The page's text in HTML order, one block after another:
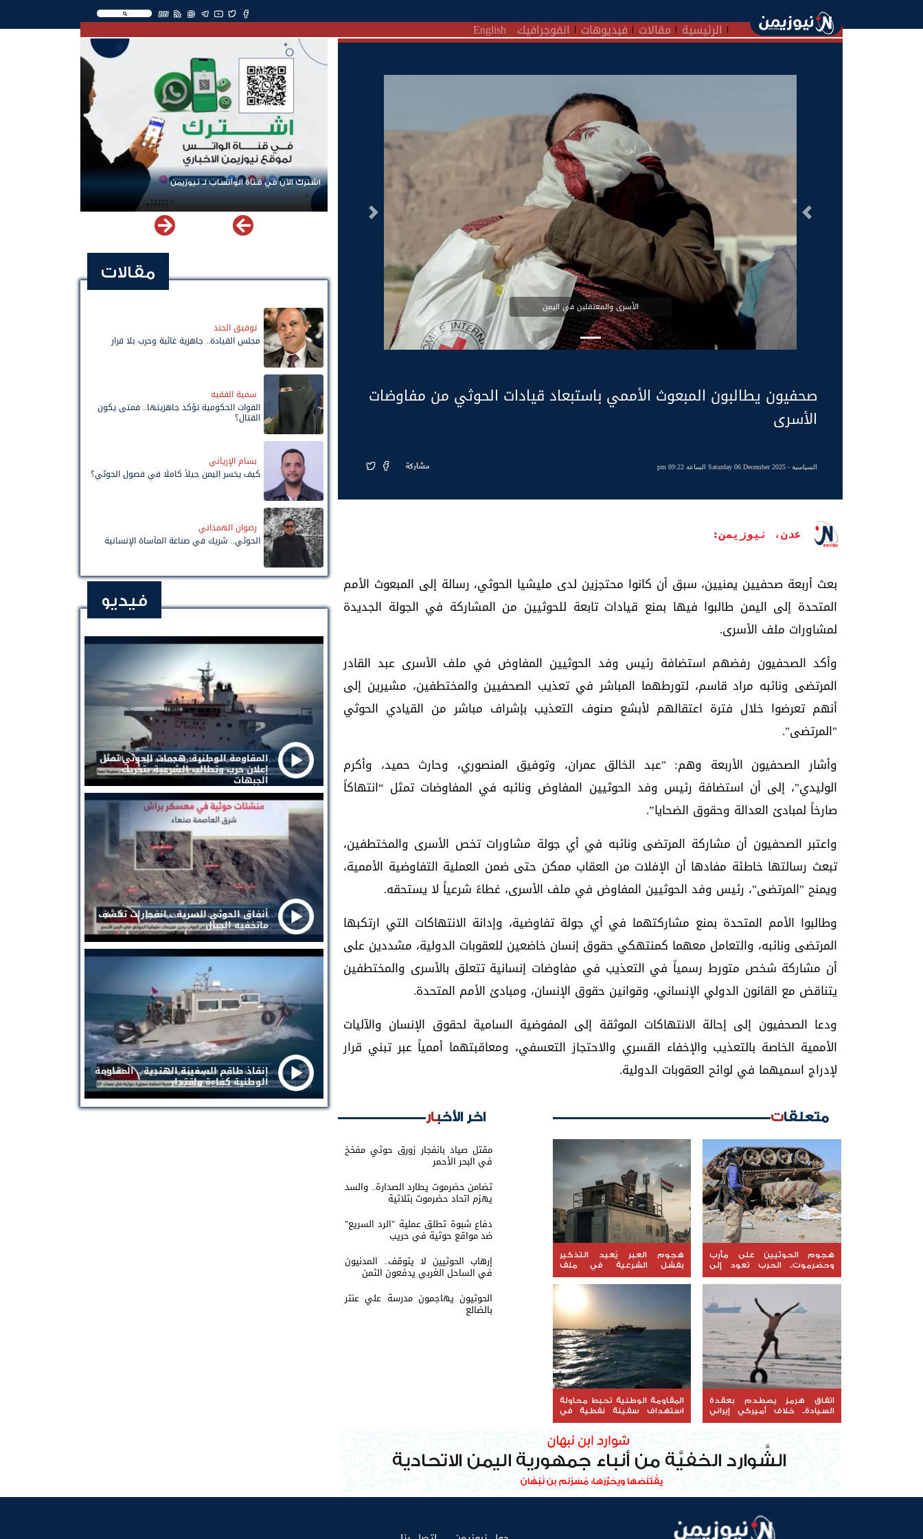
EN
الرئيسية مقالات فيديوهات انفوجرافيك English
الأسرى والمعتقلين في اليمن
السابق التالى
صحفيون يطالبون المبعوث الأممي باستبعاد قيادات الحوثي من مفاوضات
الأسرى
السياسية- Saturday 06 December 2025 الساعة 09:22 pm مشاركة
عدن، نيوزيمن:
بعث أربعة صحفيين يمنيين، سبق أن كانوا محتجزين لدى مليشيا الحوثي، رسالة إلى المبعوث الأمم
المتحدة إلى اليمن طالبوا فيها بمنع قيادات تابعة للحوثيين من المشاركة في الجولة الجديدة
لمشاورات ملف الأسرى.
وأكد الصحفيون رفضهم استضافة رئيس وفد الحوثيين المفاوض في ملف الأسرى عبد القادر
المرتضى ونائبه مراد قاسم، لتورطهما المباشر في تعذيب الصحفيين والمختطفين، مشيرين إلى
أنهم تعرضوا خلال فترة اعتقالهم لأبشع صنوف التعذيب بإشراف مباشر من القيادي الحوثي
"المرتضى".
وأشار الصحفيون الأربعة وهم: "عبد الخالق عمران، وتوفيق المنصوري، وحارث حميد، وأكرم
الوليدي"، إلى أن استضافة رئيس وفد الحوثيين المفاوض ونائبه في المفاوضات تمثل “انتهاكاً
صارخاً لمبادئ العدالة وحقوق الضحايا”.
واعتبر الصحفيون أن مشاركة المرتضى ونائبه في أي جولة مشاورات تخص الأسرى والمختطفين،
تبعث رسالتها خاطئة مفادها أن الإفلات من العقاب ممكن حتى ضمن العملية التفاوضية الأممية،
ويمنح "المرتضى"، رئيس وفد الحوثيين المفاوض في ملف الأسرى، غطاءً شرعياً لا يستحقه.
وطالبوا الأمم المتحدة بمنع مشاركتهما في أي جولة تفاوضية، وإدانة الانتهاكات التي ارتكبها
المرتضى ونائبه، والتعامل معهما كمنتهكي حقوق إنسان خاضعين للعقوبات الدولية، مشددين على
أن مشاركة شخص متورط رسمياً في التعذيب في مفاوضات إنسانية تتعلق بالأسرى والمختطفين
يتناقض مع القانون الدولي الإنساني، وقوانين حقوق الإنسان، ومبادئ الأمم المتحدة.
ودعا الصحفيون إلى إحالة الانتهاكات الموثقة إلى المفوضية السامية لحقوق الإنسان والآليات
الأممية الخاصة بالتعذيب والإخفاء القسري والاحتجاز التعسفي، ومعاقبتهما أممياً عبر تبني قرار
لإدراج اسميهما في لوائح العقوبات الدولية.
متعلقات
هجوم الحوثيين على مأرب
وحضرموت.. الحرب تعود إلى
مسار التصعيد المفتوح
هجوم العبر يُعيد التذكير
بفشل الشرعية في ملف
الاتصالات
اتفاق هرمز يصطدم بعقدة
السيادة.. خلاف أميركي إيراني
المقاومة الوطنية تحبط محاولة
استهداف سفينة نفطية في
اخر الأخبار
مقتل صياد بانفجار زورق حوثي مفخخ
في البحر الأحمر
تضامن حضرموت يطارد الصدارة.. والسد
يهزم اتحاد حضرموت بثلاثية
دفاع شبوة تطلق عملية "الرد السريع"
ضد مواقع حوثية في حريب
إرهاب الحوثيين لا يتوقف.. المدنيون
في الساحل الغربي يدفعون الثمن
الحوثيون يهاجمون مدرسة علي عنتر
بالضالع
اشترك الآن في قناة الواتساب لـ نيوزيمن
مقالات
توفيق الجند
مجلس القيادة.. جاهزية غائبة وحرب بلا قرار
سمية الفقيه
القوات الحكومية تؤكد جاهزيتها.. فمتى يكون
القتال؟
بسام الإرياني
كيف يخسر اليمن جيلاً كاملًا في فصول الحوثي؟
رضوان الهمداني
الحوثي.. شريك في صناعة المأساة الإنسانية
فيديو
المقاومة الوطنية: هجمات الحوثي تمثل
إعلان حرب وتطالب الشرعية بتحريك
الجبهات
أنفاق الحوثي السرية .. انفجارات تكشف
ماتخفيه الجبال
إنقاذ طاقم السفينة الهندية .. المقاومة
الوطنية كفاءة واقتدار